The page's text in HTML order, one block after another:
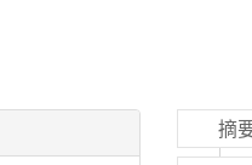
摘